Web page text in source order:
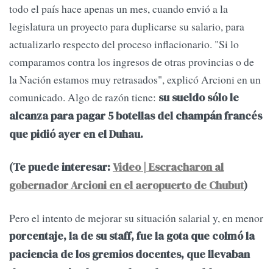
todo el país hace apenas un mes, cuando envió a la
legislatura un proyecto para duplicarse su salario, para
actualizarlo respecto del proceso inflacionario. "Si lo
comparamos contra los ingresos de otras provincias o de
la Nación estamos muy retrasados", explicó Arcioni en un
comunicado. Algo de razón tiene: su sueldo sólo le
alcanza para pagar 5 botellas del champán francés
que pidió ayer en el Duhau.
(Te puede interesar:Video | Escracharon al
gobernador Arcioni en el aeropuerto de Chubut)
Pero el intento de mejorar su situación salarial y, en menor
porcentaje, la de su staff, fue la gota que colmó la
paciencia de los gremios docentes, que llevaban